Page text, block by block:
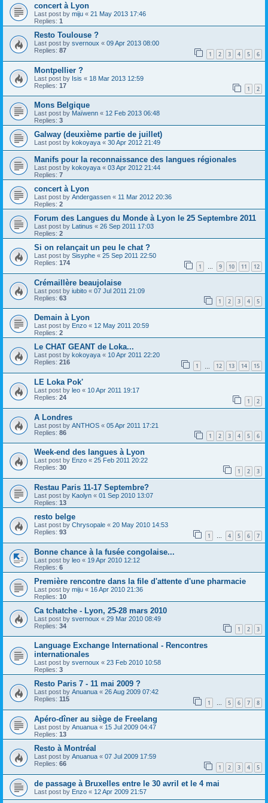
concert à Lyon
Last post by miju « 21 May 2013 17:46
Replies: 1
Resto Toulouse ?
Last post by svernoux « 09 Apr 2013 08:00
Replies: 87 1 2 3 4 5 6
Montpellier ?
Last post by Isis « 18 Mar 2013 12:59
Replies: 17 1 2
Mons Belgique
Last post by Maïwenn « 12 Feb 2013 06:48
Replies: 3
Galway (deuxième partie de juillet)
Last post by kokoyaya « 30 Apr 2012 21:49
Manifs pour la reconnaissance des langues régionales
Last post by kokoyaya « 03 Apr 2012 21:44
Replies: 7
concert à Lyon
Last post by Andergassen « 11 Mar 2012 20:36
Replies: 2
Forum des Langues du Monde à Lyon le 25 Septembre 2011
Last post by Latinus « 26 Sep 2011 17:03
Replies: 2
Si on relançait un peu le chat ?
Last post by Sisyphe « 25 Sep 2011 22:50
Replies: 174 1 … 9 10 11 12
Crémaillère beaujolaise
Last post by iubito « 07 Jul 2011 21:09
Replies: 63 1 2 3 4 5
Demain à Lyon
Last post by Enzo « 12 May 2011 20:59
Replies: 2
Le CHAT GEANT de Loka...
Last post by kokoyaya « 10 Apr 2011 22:20
Replies: 216 1 12 13 14 15
LE Loka Pok'
Last post by leo « 10 Apr 2011 19:17
Replies: 24 1 2
A Londres
Last post by ANTHOS « 05 Apr 2011 17:21
Replies: 86 1 2 3 4 5 6
Week-end des langues à Lyon
Last post by Enzo « 25 Feb 2011 20:22
Replies: 30 1 2 3
Restau Paris 11-17 Septembre?
Last post by Kaolyn « 01 Sep 2010 13:07
Replies: 13
resto belge
Last post by Chrysopale « 20 May 2010 14:53
Replies: 93 1 … 4 5 6 7
Bonne chance à la fusée congolaise...
Last post by leo « 19 Apr 2010 12:12
Replies: 6
Première rencontre dans la file d'attente d'une pharmacie
Last post by miju « 16 Apr 2010 21:36
Replies: 10
Ca tchatche - Lyon, 25-28 mars 2010
Last post by svernoux « 29 Mar 2010 08:49
Replies: 34 1 2 3
Language Exchange International - Rencontres
internationales
Last post by svernoux « 23 Feb 2010 10:58
Replies: 3
Resto Paris 7 - 11 mai 2009 ?
Last post by Anuanua « 26 Aug 2009 07:42
Replies: 115 1 … 5 6 7 8
Apéro-dîner au siège de Freelang
Last post by Anuanua « 15 Jul 2009 04:47
Replies: 13
Resto à Montréal
Last post by Anuanua « 07 Jul 2009 17:59
Replies: 66 1 2 3 4 5
de passage à Bruxelles entre le 30 avril et le 4 mai
Last post by Enzo « 12 Apr 2009 21:57